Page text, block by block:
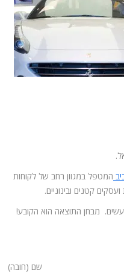
המטפל במגוון רחב של לקוחות
קטנים ובינוניים.
מבחן התוצאה הוא הקובע!
שם (חובה)